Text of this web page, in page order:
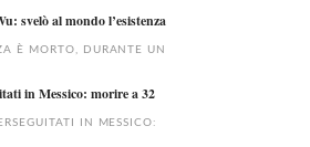
svelò al mondo l’esistenza
È MORTO, DURANTE UN
in Messico: morire a 32
IN MESSICO: